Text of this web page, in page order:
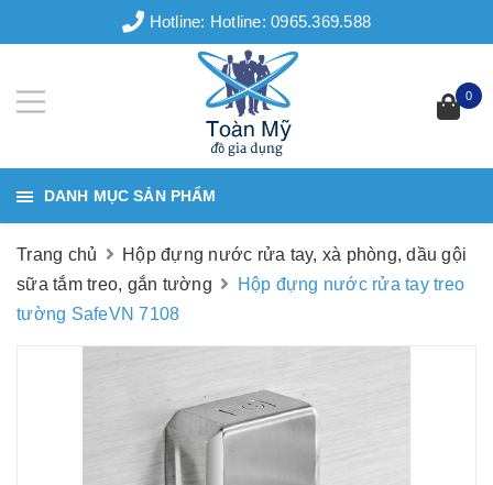
Hotline: Hotline: 0965.369.588
0
DANH MỤC SẢN PHẨM
Trang chủ
Hộp đựng nước rửa tay, xà phòng, dầu gội
sữa tắm treo, gắn tường
Hộp đựng nước rửa tay treo
tường SafeVN 7108